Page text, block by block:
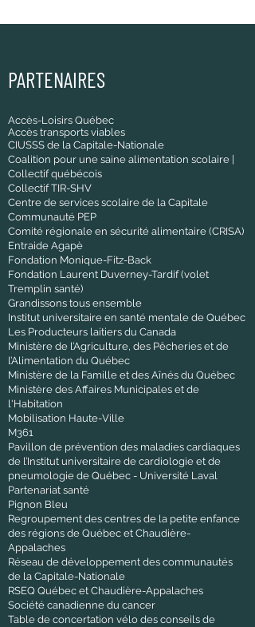
PARTENAIRES
Accès-Loisirs Québec
Accès transports viables
CIUSSS de la Capitale-Nationale
Coalition pour une saine alimentation scolaire |
Collectif québécois
Collectif TIR-SHV
Centre de services scolaire de la Capitale
Communauté PEP
Comité régionale en sécurité alimentaire (CRISA)
Entraide Agapè
Fondation Monique-Fitz-Back
Fondation Laurent Duverney-Tardif (volet
Tremplin santé)
Grandissons tous ensemble
Institut universitaire en santé mentale de Québec
Les Producteurs laitiers du Canada
Ministère de l’Agriculture, des Pêcheries et de
l’Alimentation du Québec
Ministère de la Famille et des Aînés du Québec
Ministère des Affaires Municipales et de
l'Habitation
Mobilisation Haute-Ville
M361
Pavillon de prévention des maladies cardiaques
de l’Institut universitaire de cardiologie et de
pneumologie de Québec - Université Laval
Partenariat santé
Pignon Bleu
Regroupement des centres de la petite enfance
des régions de Québec et Chaudière-
Appalaches
Réseau de développement des communautés
de la Capitale-Nationale
RSEQ Québec et Chaudière-Appalaches
Société canadienne du cancer
Table de concertation vélo des conseils de